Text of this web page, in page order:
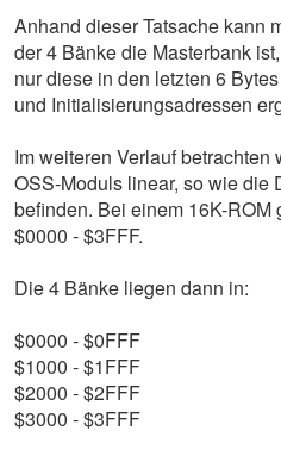
Anhand dieser Tatsache kann
der 4 Bänke die Masterbank
nur diese in den letzten 6
und Initialisierungsadressen
Im weiteren Verlauf
OSS-Moduls linear, so wie die
befinden. Bei einem 16K-ROM
$0000 - $3FFF.
Die 4 Bänke liegen dann in:
$0000 - $0FFF
$1000 - $1FFF
$2000 - $2FFF
$3000 - $3FFF